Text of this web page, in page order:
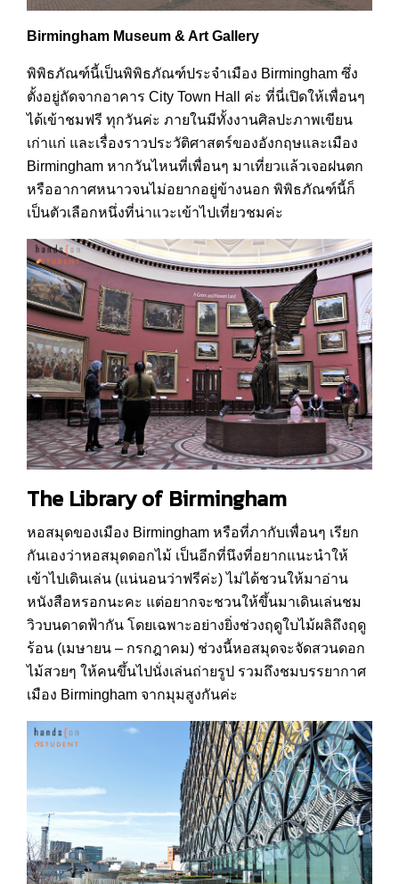
Birmingham Museum & Art Gallery
พิพิธภัณฑ์นี้เป็นพิพิธภัณฑ์ประจำเมือง Birmingham ซึ่ง
ตั้งอยู่ถัดจากอาคาร City Town Hall ค่ะ ที่นี่เปิดให้เพื่อนๆ
ได้เข้าชมฟรี ทุกวันค่ะ ภายในมีทั้งงานศิลปะภาพเขียน
เก่าแก่ และเรื่องราวประวัติศาสตร์ของอังกฤษและเมือง
Birmingham หากวันไหนที่เพื่อนๆ มาเที่ยวแล้วเจอฝนตก
หรืออากาศหนาวจนไม่อยากอยู่ข้างนอก พิพิธภัณฑ์นี้ก็
เป็นตัวเลือกหนึ่งที่น่าแวะเข้าไปเที่ยวชมค่ะ
The Library of Birmingham
หอสมุดของเมือง Birmingham หรือที่ภากับเพื่อนๆ เรียก
กันเองว่าหอสมุดดอกไม้ เป็นอีกที่นึงที่อยากแนะนำให้
เข้าไปเดินเล่น (แน่นอนว่าฟรีค่ะ) ไม่ได้ชวนให้มาอ่าน
หนังสือหรอกนะคะ แต่อยากจะชวนให้ขึ้นมาเดินเล่นชม
วิวบนดาดฟ้ากัน โดยเฉพาะอย่างยิ่งช่วงฤดูใบไม้ผลิถึงฤดู
ร้อน (เมษายน – กรกฎาคม) ช่วงนี้หอสมุดจะจัดสวนดอก
ไม้สวยๆ ให้คนขึ้นไปนั่งเล่นถ่ายรูป รวมถึงชมบรรยากาศ
เมือง Birmingham จากมุมสูงกันค่ะ